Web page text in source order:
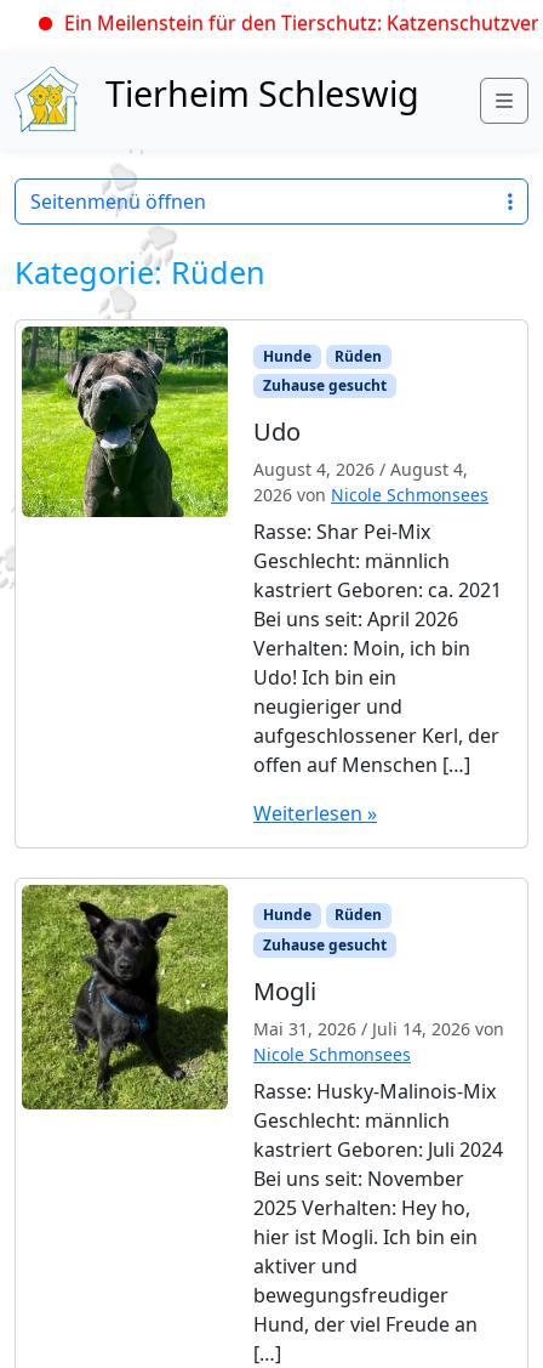
Meilenstein für den Tierschutz:
Skip to content
Tierheim Schleswig
Kategorie:Rüden
Hunde
Rüden
Zuhause gesucht
Udo
August 4, 2026 / August 4,
2026 von Nicole Schmonsees
Rasse: Shar Pei-Mix
Geschlecht: männlich
kastriert Geboren: ca. 2021
Bei uns seit: April 2026
Verhalten: Moin, ich bin
Udo! Ich bin ein
neugieriger und
aufgeschlossener Kerl, der
offen auf Menschen […]
Weiterlesen »
Hunde
Rüden
Zuhause gesucht
Mogli
Mai 31, 2026 / Juli 14, 2026 von
Nicole Schmonsees
Rasse: Husky-Malinois-Mix
Geschlecht: männlich
kastriert Geboren: Juli 2024
Bei uns seit: November
2025 Verhalten: Hey ho,
hier ist Mogli. Ich bin ein
aktiver und
bewegungsfreudiger
Hund, der viel Freude an
[…]
Seitenmenü öffnen